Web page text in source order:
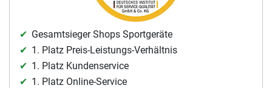
Gesamtsieger Shops Sportgeräte
1. Platz Preis-Leistungs-Verhältnis
1. Platz Kundenservice
1. Platz Online-Service